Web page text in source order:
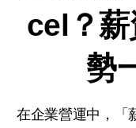
cel？薪
勢
在企業營運中，「